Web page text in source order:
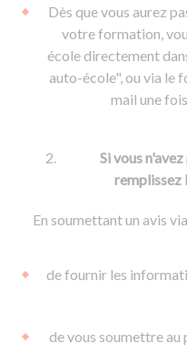
Voir tous les
Formation FCO
Formation CACES
Devenir
Ressources
Dès que vous aurez
votre formation,
école directement
auto-école", ou via le
mail une
Si vous
remplissez
En soumettant un avis
de fournir les
de vous soumettre